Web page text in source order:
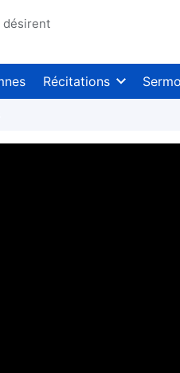
désirent
Récitations